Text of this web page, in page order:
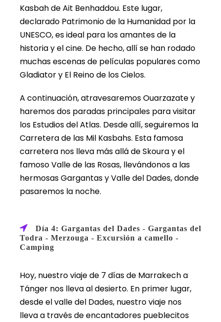
Kasbah de Ait Benhaddou. Este lugar,
declarado Patrimonio de la Humanidad por la
UNESCO, es ideal para los amantes de la
historia y el cine. De hecho, allí se han rodado
muchas escenas de películas populares como
Gladiator y El Reino de los Cielos.
A continuación, atravesaremos Ouarzazate y
haremos dos paradas principales para visitar
los Estudios del Atlas. Desde allí, seguiremos la
Carretera de las Mil Kasbahs. Esta famosa
carretera nos lleva más allá de Skoura y el
famoso Valle de las Rosas, llevándonos a las
hermosas Gargantas y Valle del Dades, donde
pasaremos la noche.
Día 4: Gargantas del Dades - Gargantas del
Todra - Merzouga - Excursión a camello -
Camping
Hoy, nuestro viaje de 7 días de Marrakech a
Tánger nos lleva al desierto. En primer lugar,
desde el valle del Dades, nuestro viaje nos
lleva a través de encantadores pueblecitos